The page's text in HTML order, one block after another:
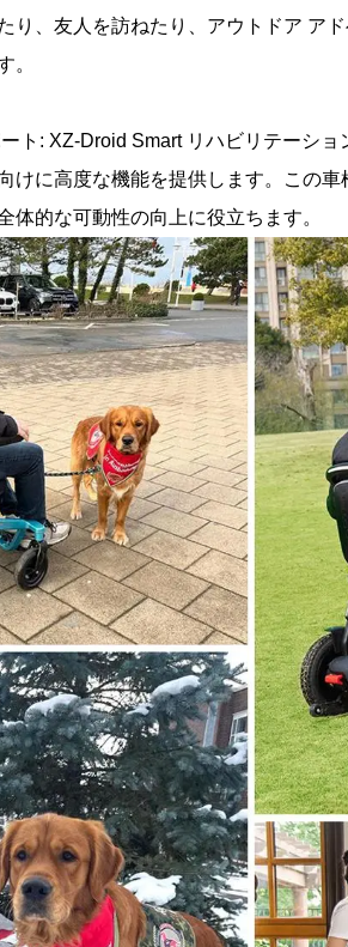
り、友人を訪ねたり、アウトドア ア
。
ト: XZ-Droid Smart リハビリテーシ
けに高度な機能を提供します。この
体的な可動性の向上に役立ちます。